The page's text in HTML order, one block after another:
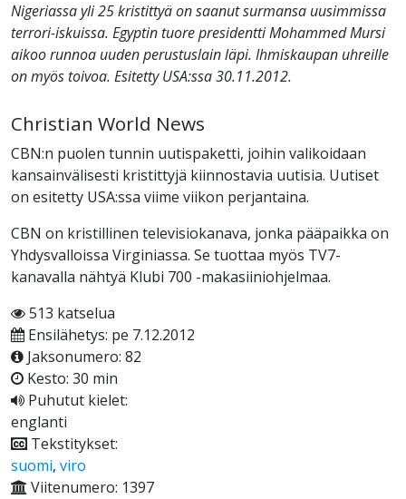
Nigeriassa yli 25 kristittyä on saanut surmansa uusimmissa
terrori-iskuissa. Egyptin tuore presidentti Mohammed Mursi
aikoo runnoa uuden perustuslain läpi. Ihmiskaupan uhreille
on myös toivoa. Esitetty USA:ssa 30.11.2012.
Christian World News
CBN:n puolen tunnin uutispaketti, joihin valikoidaan
kansainvälisesti kristittyjä kiinnostavia uutisia. Uutiset
on esitetty USA:ssa viime viikon perjantaina.
CBN on kristillinen televisiokanava, jonka pääpaikka on
Yhdysvalloissa Virginiassa. Se tuottaa myös TV7-
kanavalla nähtyä Klubi 700 -makasiiniohjelmaa.
513 katselua
Ensilähetys: pe 7.12.2012
Jaksonumero: 82
Kesto: 30 min
Puhutut kielet:
englanti
Tekstitykset:
suomi, viro
Viitenumero: 1397